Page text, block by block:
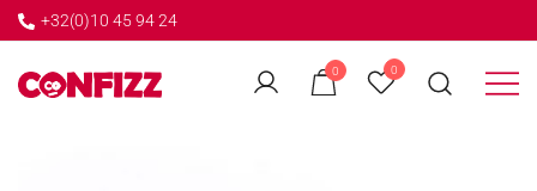
+32(0)10 45 94 24
0 0
← GO BACK